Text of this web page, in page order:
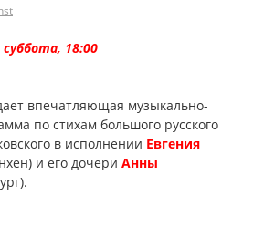
Борис
19.03.2022
18:00
впечатляющая музыкально-
по стихам большого русского
в исполнении Евгения
и его дочери Анны